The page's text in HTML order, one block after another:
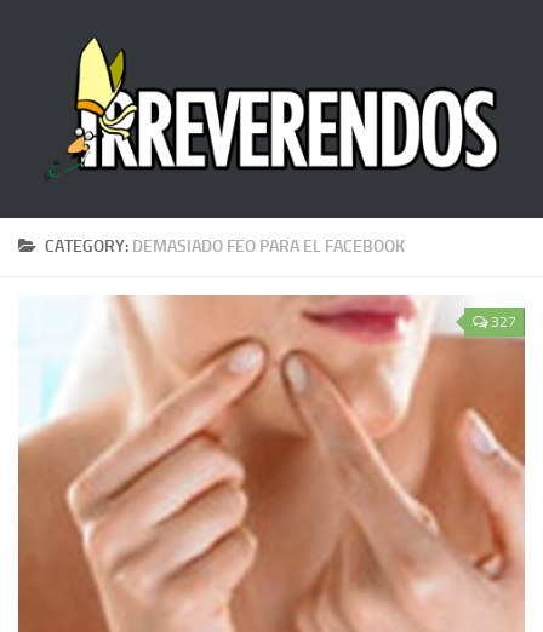
CATEGORY: DEMASIADO FEO PARA EL FACEBOOK
327